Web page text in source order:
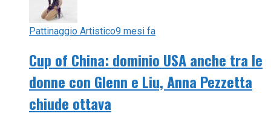
Pattinaggio Artistico9 mesi fa
Cup of China: dominio USA anche tra le
donne con Glenn e Liu, Anna Pezzetta
chiude ottava